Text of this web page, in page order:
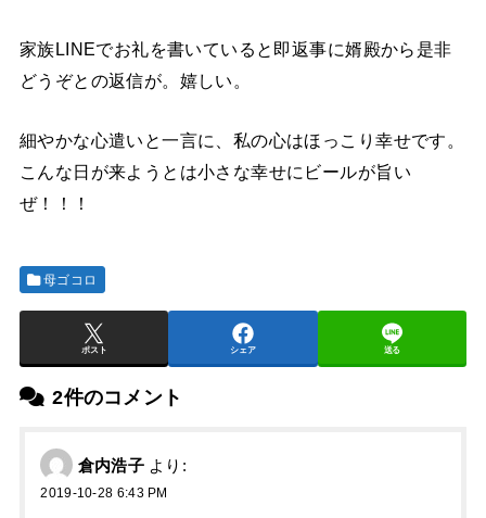
家族LINEでお礼を書いていると即返事に婿殿から是非
どうぞとの返信が。嬉しい。
細やかな心遣いと一言に、私の心はほっこり幸せです。
こんな日が来ようとは小さな幸せにビールが旨い
ぜ！！！
母ゴコロ
ポスト シェア 送る
2件のコメント
倉内浩子 より:
2019-10-28 6:43 PM